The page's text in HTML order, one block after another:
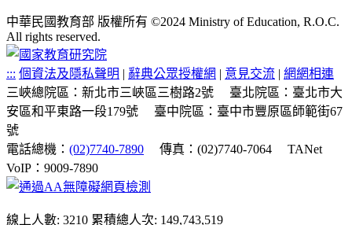
中華民國教育部 版權所有 ©2024 Ministry of Education, R.O.C.
All rights reserved.
::: 個資法及隱私聲明 | 辭典公眾授權網 | 意見交流 | 網網相連
三峽總院區：新北市三峽區三樹路2號
臺北院區：臺北市大
安區和平東路一段179號
臺中院區：臺中市豐原區師範街67
號
電話總機： (02)7740-7890 傳真：(02)7740-7064
TANet
VoIP：9009-7890
線上人數: 3210 累積總人次: 149,743,519